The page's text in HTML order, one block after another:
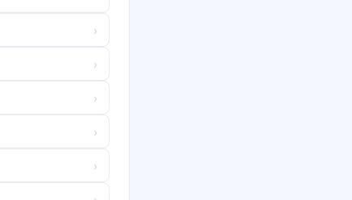
›
›
›
›
›